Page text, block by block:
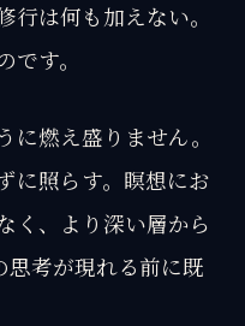
は何も加えない。
す。
に燃え盛りません。
に照らす。瞑想にお
く、より深い層から
考が現れる前に既